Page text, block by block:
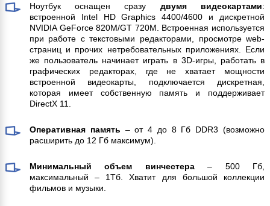
Ноутбук оснащен сразу двумя видеокартами:
встроенной Intel HD Graphics 4400/4600 и дискретной
NVIDIA GeForce 820M/GT 720M. Встроенная используется
при работе с текстовыми редакторами, просмотре web-
страниц и прочих нетребовательных приложениях. Если
же пользователь начинает играть в 3D-игры, работать в
графических редакторах, где не хватает мощности
встроенной видеокарты, подключается дискретная,
которая имеет собственную память и поддерживает
DirectX 11.
Оперативная память – от 4 до 8 Гб DDR3 (возможно
расширить до 12 Гб максимум).
Минимальный объем винчестера– 500 Гб,
максимальный – 1Тб. Хватит для большой коллекции
фильмов и музыки.